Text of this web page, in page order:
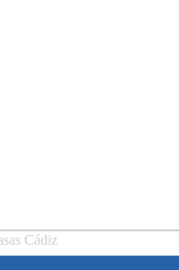
Cádiz